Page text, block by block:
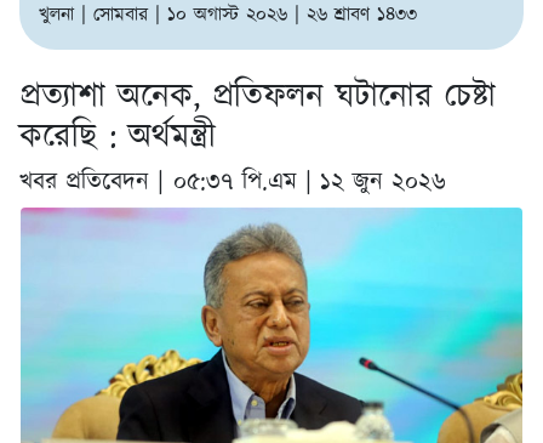
খুলনা | সোমবার | ১০ অগাস্ট ২০২৬ | ২৬ শ্রাবণ ১৪৩৩
প্রত্যাশা অনেক, প্রতিফলন ঘটানোর চেষ্টা
করেছি : অর্থমন্ত্রী
খবর প্রতিবেদন | ০৫:৩৭ পি.এম | ১২ জুন ২০২৬